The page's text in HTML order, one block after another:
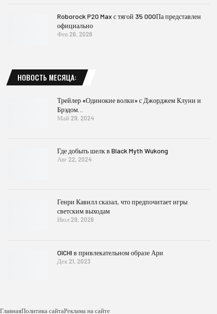
Roborock P20 Max с тягой 35 000Па представлен
официально
Фев 26, 2026
НОВОСТЬ МЕСЯЦА:
Трейлер «Одинокие волки» с Джорджем Клуни и
Брэдом…
Май 29, 2024
Где добыть шелк в Black Myth Wukong
Авг 22, 2024
Генри Кавилл сказал, что предпочитает игры
светским выходам
Июл 29, 2026
OICHI в привлекательном образе Ари
Дек 21, 2023
ГлавнаяПолитика сайтаРеклама на сайте